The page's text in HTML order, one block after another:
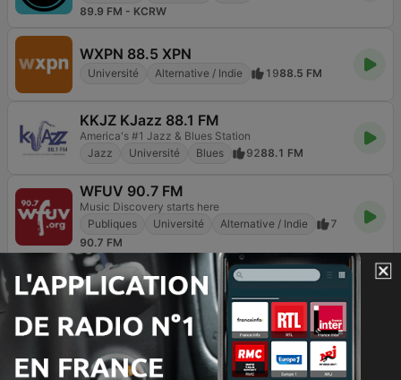
89.9 FM - KCRW
WXPN 88.5 XPN
Université Alternative / Indie 1988.5 FM
KKJZ KJazz 88.1 FM
America's #1 Jazz & Blues Station
Jazz
Université Blues 9288.1 FM
WFUV 90.7 FM
Music Discovery starts here
Publiques
Université Alternative / Indie
7
90.7 FM
KTSU The Choice 90.9 FM
Your Community Station
Université 1090.9 FM
BOX : Lofi Radio
Listen to chill, study, relax, sleep beats here!